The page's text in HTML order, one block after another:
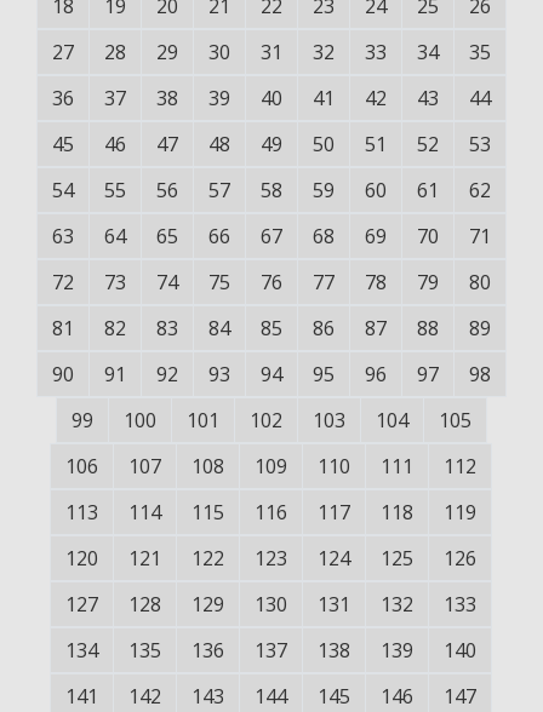
18
19 20 21 22 23 24 25
26
27
28 29 30 31 32 33 34
35
36
37 38 39 40 41 42 43
44
45
46 47 48 49 50 51 52
53
54
55 56 57 58 59 60 61
62
63
64 65 66 67 68 69 70
71
72
73 74 75 76 77 78 79
80
81
82 83 84 85 86 87 88
89
90
91 92 93 94 95 96 97
98
99
100 101 102 103 104
105
106
107 108 109 110 111
112
113
114 115 116 117 118
119
120
121 122 123 124 125
126
127
128 129 130 131 132
133
134
135 136 137 138 139
140
141
142 143 144 145 146
147